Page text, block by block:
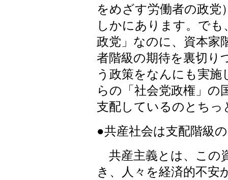
をめざす労働者の政党
しかにあります。で
政党」なのに、資本家
者階級の期待を裏切り
う政策をなんにも実
らの「社会党政権」の
支配しているのとち
●共産社会は支配階級
共産主義とは、この
き、人々を経済的不安